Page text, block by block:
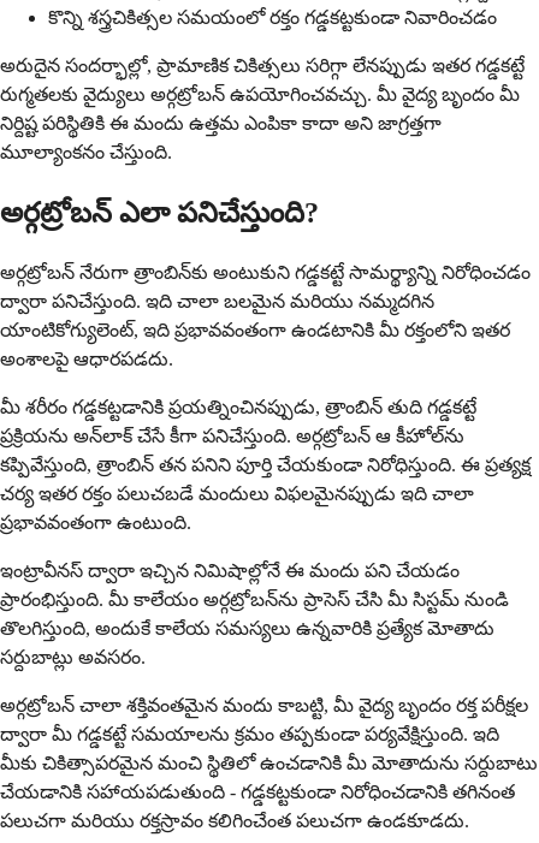
కొన్ని శస్త్రచికిత్సల సమయంలో రక్తం గడ్డకట్టకుండా నివారించడం
అరుదైన సందర్భాల్లో, ప్రామాణిక చికిత్సలు సరిగ్గా లేనప్పుడు ఇతర గడ్డకట్టే
రుగ్మతలకు వైద్యులు అర్గట్రోబన్ ఉపయోగించవచ్చు. మీ వైద్య బృందం మీ
నిర్దిష్ట పరిస్థితికి ఈ మందు ఉత్తమ ఎంపికా కాదా అని జాగ్రత్తగా
మూల్యాంకనం చేస్తుంది.
అర్గట్రోబన్ ఎలా పనిచేస్తుంది?
అర్గట్రోబన్ నేరుగా త్రాంబిన్‌కు అంటుకుని గడ్డకట్టే సామర్థ్యాన్ని నిరోధించడం
ద్వారా పనిచేస్తుంది. ఇది చాలా బలమైన మరియు నమ్మదగిన
యాంటికోగ్యులెంట్, ఇది ప్రభావవంతంగా ఉండటానికి మీ రక్తంలోని ఇతర
అంశాలపై ఆధారపడదు.
మీ శరీరం గడ్డకట్టడానికి ప్రయత్నించినప్పుడు, త్రాంబిన్ తుది గడ్డకట్టే
ప్రక్రియను అన్‌లాక్ చేసే కీగా పనిచేస్తుంది. అర్గట్రోబన్ ఆ కీహోల్‌ను
కప్పివేస్తుంది, త్రాంబిన్ తన పనిని పూర్తి చేయకుండా నిరోధిస్తుంది. ఈ ప్రత్యక్ష
చర్య ఇతర రక్తం పలుచబడే మందులు విఫలమైనప్పుడు ఇది చాలా
ప్రభావవంతంగా ఉంటుంది.
ఇంట్రావీనస్ ద్వారా ఇచ్చిన నిమిషాల్లోనే ఈ మందు పని చేయడం
ప్రారంభిస్తుంది. మీ కాలేయం అర్గట్రోబన్‌ను ప్రాసెస్ చేసి మీ సిస్టమ్ నుండి
తొలగిస్తుంది, అందుకే కాలేయ సమస్యలు ఉన్నవారికి ప్రత్యేక మోతాదు
సర్దుబాట్లు అవసరం.
అర్గట్రోబన్ చాలా శక్తివంతమైన మందు కాబట్టి, మీ వైద్య బృందం రక్త పరీక్షల
ద్వారా మీ గడ్డకట్టే సమయాలను క్రమం తప్పకుండా పర్యవేక్షిస్తుంది. ఇది
మీకు చికిత్సాపరమైన మంచి స్థితిలో ఉంచడానికి మీ మోతాదును సర్దుబాటు
చేయడానికి సహాయపడుతుంది - గడ్డకట్టకుండా నిరోధించడానికి తగినంత
పలుచగా మరియు రక్తస్రావం కలిగించేంత పలుచగా ఉండకూడదు.